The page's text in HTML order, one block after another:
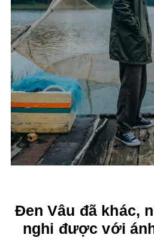
Đen Vâu đã khác,
nghi được với